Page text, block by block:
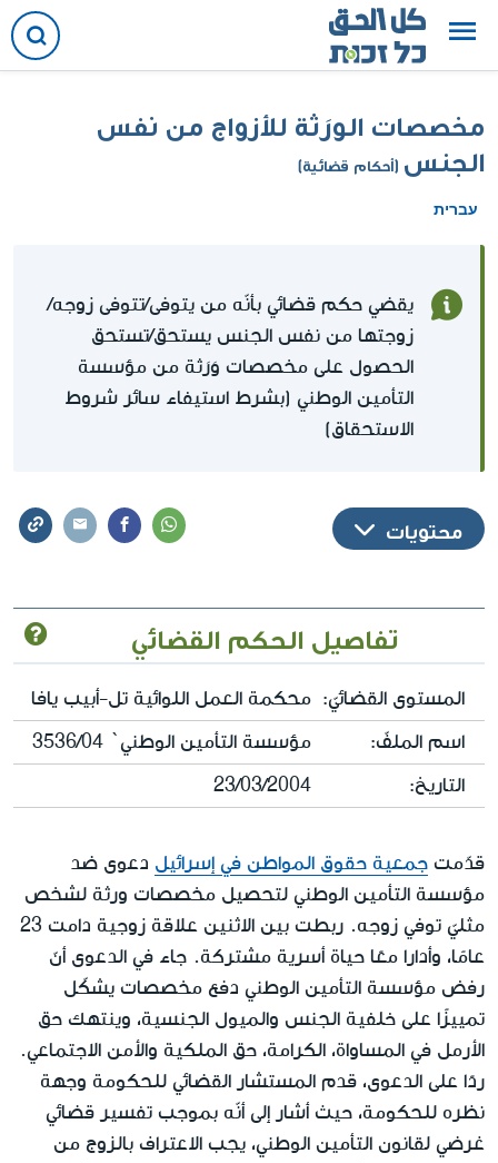
مخصصات الورَثة للأزواج من نفس
الجنس (أحكام قضائية)
עברית
يقضي حكم قضائي بأنّه من يتوفى/تتوفى زوجه/
زوجتها من نفس الجنس يستحق/تستحق
الحصول على مخصصات وَرَثة من مؤسسة
التأمين الوطني (بشرط استيفاء سائر شروط
الاستحقاق)
محتويات
تفاصيل الحكم القضائي
المستوى القضائيّ: محكمة العمل اللوائية تل-أبيب يافا
اسم الملفّ: مؤسسة التأمين الوطني` 3536/04
التاريخ: 23/03/2004
قدّمت جمعية حقوق المواطن في إسرائيل دعوى ضد
مؤسسة التأمين الوطني لتحصيل مخصصات ورثة لشخص
مثليّ توفي زوجه. ربطت بين الاثنين علاقة زوجية دامت 23
عامًا، وأدارا معًا حياة أسرية مشتركة. جاء في الدعوى أنّ
رفض مؤسسة التأمين الوطني دفع مخصصات يشكّل
تمييزًا على خلفية الجنس والميول الجنسية، وينتهك حق
الأرمل في المساواة، الكرامة، حق الملكية والأمن الاجتماعي.
ردًا على الدعوى، قدم المستشار القضائي للحكومة وجهة
نظره للحكومة، حيث أشار إلى أنّه بموجب تفسير قضائي
غرضي لقانون التأمين الوطني، يجب الاعتراف بالزوج من